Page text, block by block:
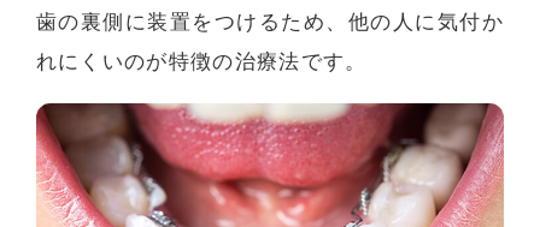
歯の裏側に装置をつけるため、他の人に気付か
れにくいのが特徴の治療法です。